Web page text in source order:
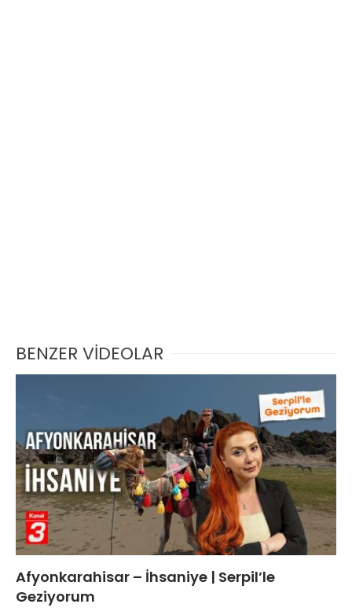
BENZER VİDEOLAR
Afyonkarahisar – İhsaniye | Serpil’le
Geziyorum